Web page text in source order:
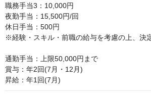
職務手当3：10,000円
夜勤手当：15,500円/回
休日手当：500円
※経験・スキル・前職の給与を考慮の上、決
通勤手当：上限50,000円まで
賞与：年2回(7月・12月)
昇給：年1回(7月)